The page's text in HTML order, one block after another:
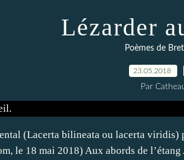
Lézarder
Poèmes de
23.05.2018
Par
(Lacerta bilineata ou lacerta viridis)
le 18 mai 2018) Aux abords de